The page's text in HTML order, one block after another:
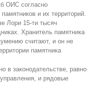
ОИС согласно
и их территорий.
Лори 15-ти тысяч
Хранитель памятника
считают, и он не
памятника
в законодательстве, равно
и рядовые